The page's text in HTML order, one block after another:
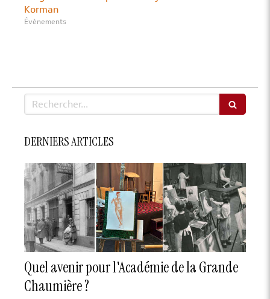
Korman
Évènements
Rechercher
DERNIERS ARTICLES
Quel avenir pour l'Académie de la Grande
Chaumière ?